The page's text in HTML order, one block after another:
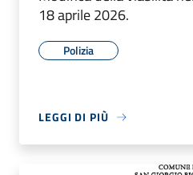
18 aprile 2026.
Polizia
LEGGI DI PIÙ